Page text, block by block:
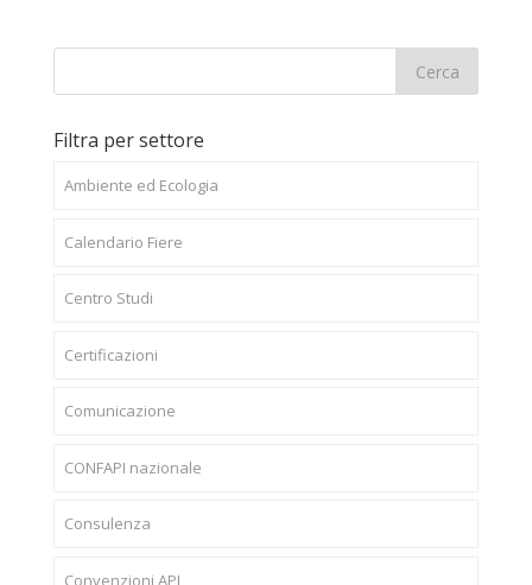
Filtra per settore
Ambiente ed Ecologia
Calendario Fiere
Centro Studi
Certificazioni
Comunicazione
CONFAPI nazionale
Consulenza
Convenzioni API